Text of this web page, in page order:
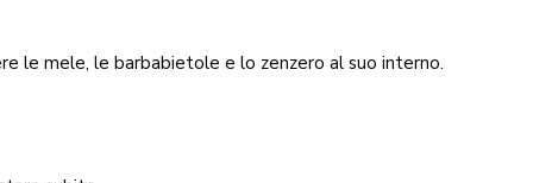
le mele, le barbabietole e lo zenzero al suo interno.